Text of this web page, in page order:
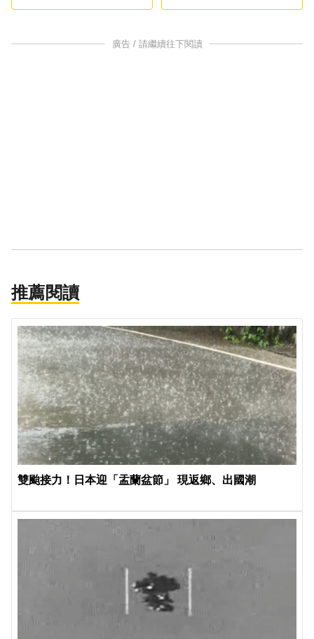
廣告 / 請繼續往下閱讀
推薦閱讀
雙颱接力！日本迎「盂蘭盆節」 現返鄉、出國潮